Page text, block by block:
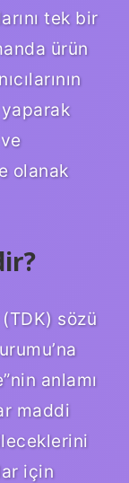
tek bir
ürün
olanak
sözü
anlamı
maddi
için